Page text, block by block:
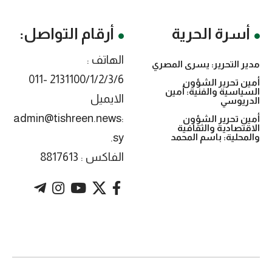
أسرة الحرية
مدير التحرير: يسرى المصري
أمين تحرير الشؤون
السياسية والفنية: أمين
الدريوسي
أمين تحرير الشؤون
الاقتصادية والثقافية
والمحلية: باسم المحمد
أرقام التواصل:
الهاتف :
2131100/1/2/3/6 -011
الايميل
:admin@tishreen.news
.sy
الفاكس : 8817613